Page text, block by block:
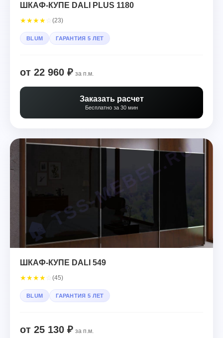
ШКАФ-КУПЕ DALI PLUS 1180
★★★★ (23)
BLUM ГАРАНТИЯ 5 ЛЕТ
от 22 960 ₽ за п.м.
Заказать расчет
Бесплатно за 30 мин
ШКАФ-КУПЕ DALI 549
★★★★ (45)
BLUM ГАРАНТИЯ 5 ЛЕТ
от 25 130 ₽ за п.м.